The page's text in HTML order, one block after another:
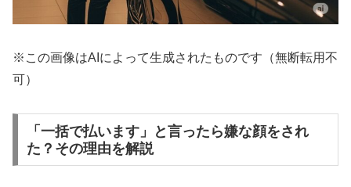
※この画像はAIによって生成されたものです（無断転用不
可）
「一括で払います」と言ったら嫌な顔をされ
た？その理由を解説